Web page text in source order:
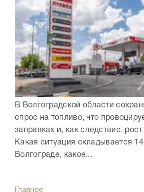
В Волгоградской области
спрос на топливо, что
заправках и, как следствие,
Какая ситуация складывается
Волгограде, какое...
Главное